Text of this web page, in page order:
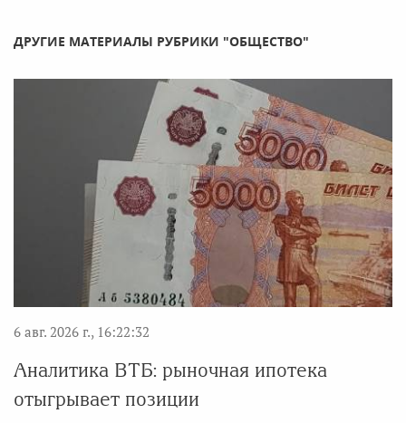
ДРУГИЕ МАТЕРИАЛЫ РУБРИКИ "ОБЩЕСТВО"
6 авг. 2026 г., 16:22:32
Аналитика ВТБ: рыночная ипотека
отыгрывает позиции